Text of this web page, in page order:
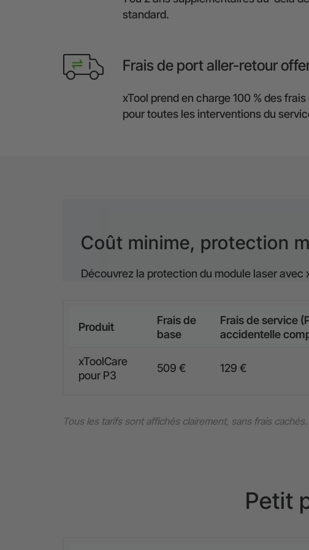
standard.
Frais de port aller-retour
xTool prend en charge 100 % des
pour toutes les interventions du
Coût minime, protection
Découvrez la protection du module laser avec
Produit
Frais de
base
Frais de service
accidentelle
xToolCare
pour P3
509 € 129 €
Tous les tarifs sont affichés clairement, sans frais cachés.
Petit